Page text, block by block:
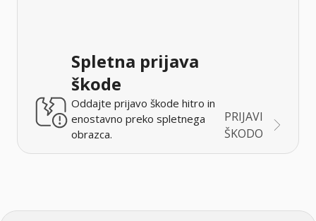
Spletna prijava
škode
Oddajte prijavo škode hitro in
enostavno preko spletnega
obrazca.
PRIJAVI
ŠKODO